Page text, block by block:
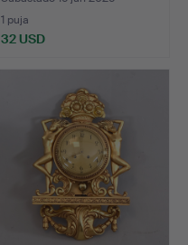
1 puja
32 USD